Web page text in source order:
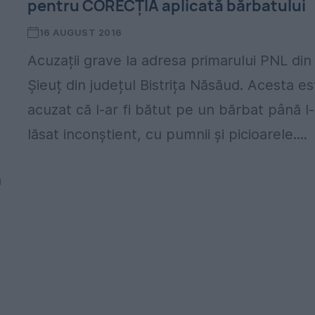
pentru CORECȚIA aplicată bărbatului
16 AUGUST 2016
Acuzații grave la adresa primarului PNL din
Șieuț din județul Bistrița Năsăud. Acesta
acuzat că l-ar fi bătut pe un bărbat până
lăsat inconștient, cu pumnii și picioarele....